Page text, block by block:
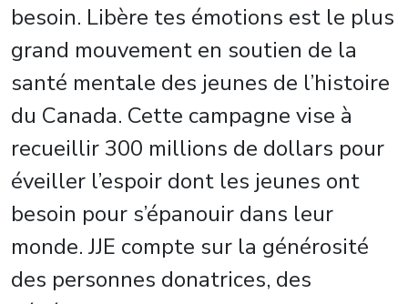
besoin. Libère tes émotions est le plus
grand mouvement en soutien de la
santé mentale des jeunes de l’histoire
du Canada. Cette campagne vise à
recueillir 300 millions de dollars pour
éveiller l’espoir dont les jeunes ont
besoin pour s’épanouir dans leur
monde. JJE compte sur la générosité
des personnes donatrices, des